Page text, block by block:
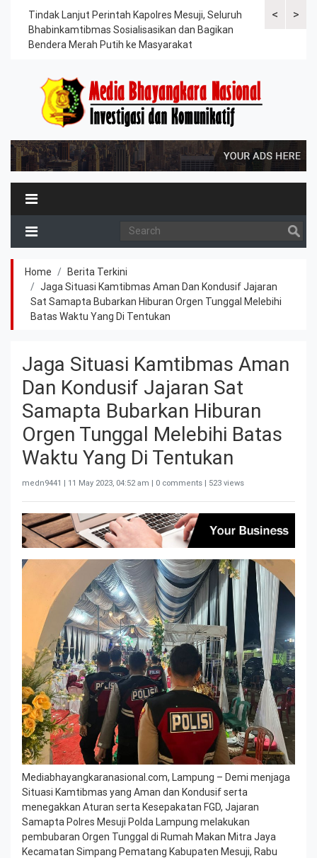
<
Tindak Lanjut Perintah Kapolres Mesuji, Seluruh
Bhabinkamtibmas Sosialisasikan dan Bagikan
Bendera Merah Putih ke Masyarakat
Sat Lantas
>
Home
Berita Terkini
Jaga Situasi Kamtibmas Aman Dan Kondusif Jajaran
Sat Samapta Bubarkan Hiburan Orgen Tunggal Melebihi
Batas Waktu Yang Di Tentukan
Jaga Situasi Kamtibmas Aman
Dan Kondusif Jajaran Sat
Samapta Bubarkan Hiburan
Orgen Tunggal Melebihi Batas
Waktu Yang Di Tentukan
medn9441 | 11 May 2023, 04:52 am | 0 comments | 523 views
Mediabhayangkaranasional.com, Lampung – Demi menjaga
Situasi Kamtibmas yang Aman dan Kondusif serta
menegakkan Aturan serta Kesepakatan FGD, Jajaran
Samapta Polres Mesuji Polda Lampung melakukan
pembubaran Orgen Tunggal di Rumah Makan Mitra Jaya
Kecamatan Simpang Pematang Kabupaten Mesuji, Rabu